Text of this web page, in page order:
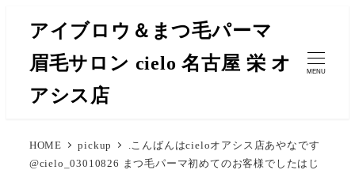
アイブロウ＆まつ毛パーマ
眉毛サロン cielo 名古屋 栄 オ
アシス店
MENU
HOME pickup
.こんばんはcieloオアシス店あやなです
@cielo_03010826 まつ毛パーマ初めてのお客様でしたはじ